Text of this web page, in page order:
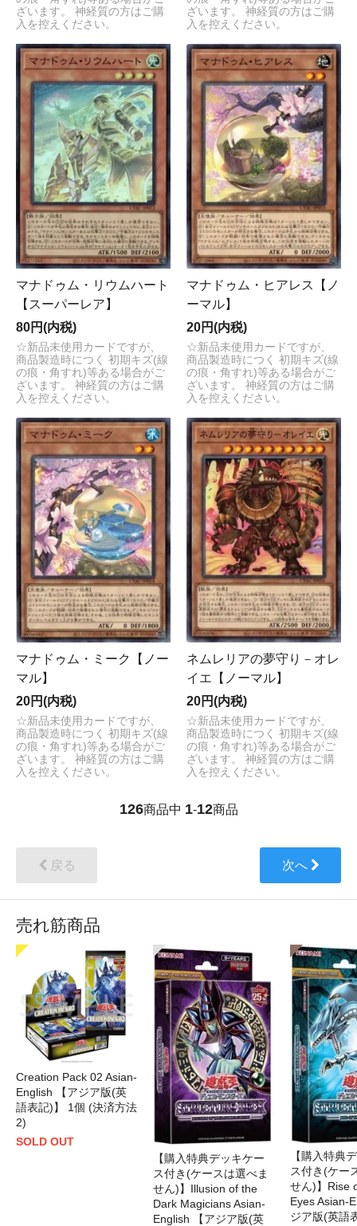
ざいます。 神経質の方はご購
入を控えください。
ざいます。 神経質の方はご購
入を控えください。
マナドゥム・リウムハート
【スーパーレア】
80円(内税)
☆新品未使用カードですが、
商品製造時につく 初期キズ(線
の痕・角すれ)等ある場合がご
ざいます。 神経質の方はご購
入を控えください。
マナドゥム・ヒアレス【ノ
ーマル】
20円(内税)
☆新品未使用カードですが、
商品製造時につく 初期キズ(線
の痕・角すれ)等ある場合がご
ざいます。 神経質の方はご購
入を控えください。
マナドゥム・ミーク【ノー
マル】
20円(内税)
☆新品未使用カードですが、
商品製造時につく 初期キズ(線
の痕・角すれ)等ある場合がご
ざいます。 神経質の方はご購
入を控えください。
ネムレリアの夢守り－オレ
イエ【ノーマル】
20円(内税)
☆新品未使用カードですが、
商品製造時につく 初期キズ(線
の痕・角すれ)等ある場合がご
ざいます。 神経質の方はご購
入を控えください。
126商品中 1-12商品
戻る 次へ
売れ筋商品
Creation Pack 02 Asian-
English 【アジア版(英
語表記)】 1個 (決済方法
2)
SOLD OUT
【購入特典デッキケー
ス付き(ケースは選べま
せん)】Illusion of the
Dark Magicians Asian-
English 【アジア版(英
【購入特典
ス付き(ケー
せん)】Rise
Eyes Asian-
ジア版(英語